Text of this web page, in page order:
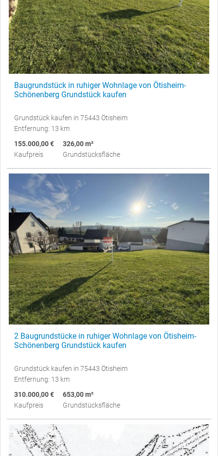
Baugrundstück in ruhiger Wohnlage von Ötisheim-
Schönenberg Grundstück kaufen
Grundstück kaufen in 75443 Ötisheim
Entfernung: 13 km
155.000,00 €
Kaufpreis
326,00 m²
Grundstücksfläche
2 Baugrundstücke in ruhiger Wohnlage von Ötisheim-
Schönenberg Grundstück kaufen
Grundstück kaufen in 75443 Ötisheim
Entfernung: 13 km
310.000,00 €
Kaufpreis
653,00 m²
Grundstücksfläche